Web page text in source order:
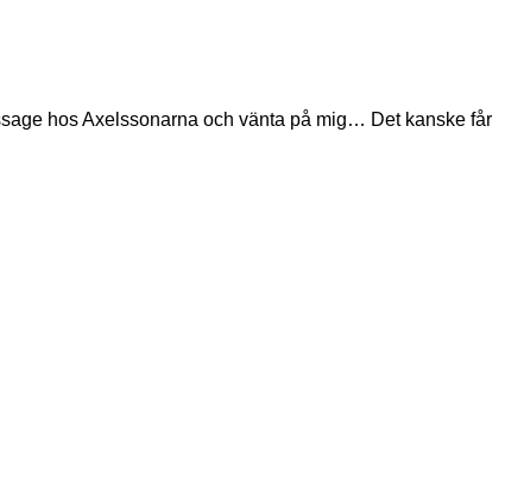
hos Axelssonarna och vänta på mig… Det kanske får